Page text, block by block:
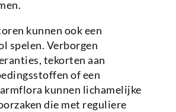
kunnen ook een
spelen. Verborgen
tekorten aan
of een
kunnen lichamelijke
die met reguliere